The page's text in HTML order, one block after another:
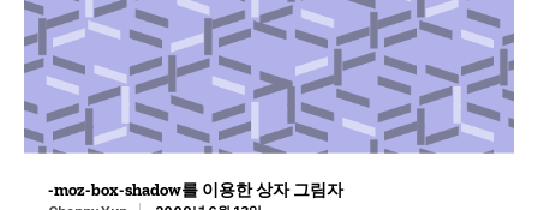
-moz-box-shadow를 이용한 상자 그림자